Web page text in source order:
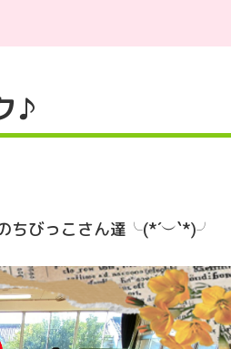
♪
ちびっこさん達╰(*´︶`*)╯